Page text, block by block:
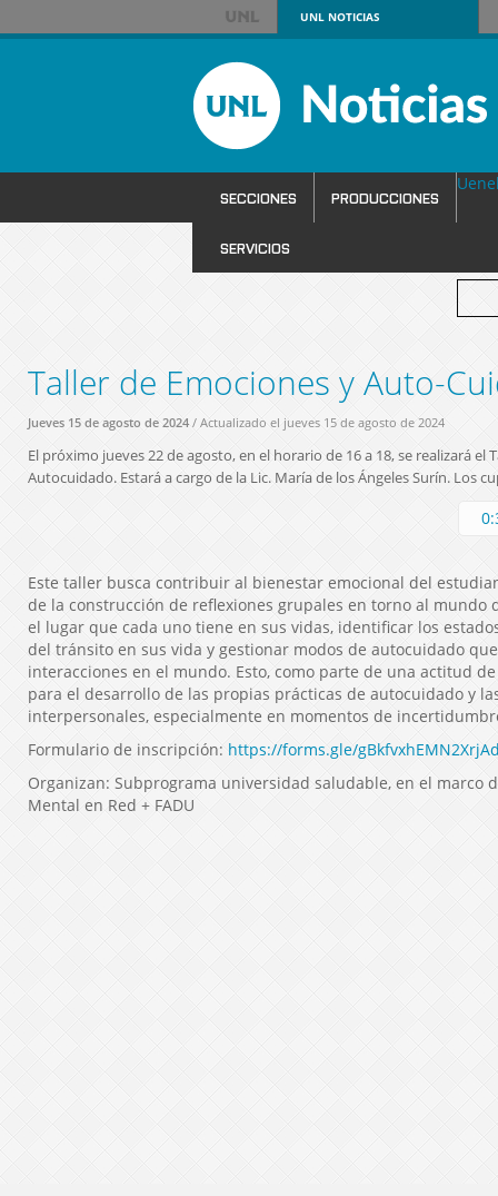
UNLNOTICIAS
SECCIONES PRODUCCIONES
SERVICIOS
Taller de Emociones y Auto-
Jueves 15 de agosto de 2024 / Actualizado el jueves 15 de agosto de 2024
El próximo jueves 22 de agosto, en el horario de 16 a 18, se realizará el
Autocuidado. Estará a cargo de la Lic. María de los Ángeles Surín. Los
Este taller busca contribuir al bienestar emocional del
de la construcción de reflexiones grupales en torno al mundo
el lugar que cada uno tiene en sus vidas, identificar los
del tránsito en sus vida y gestionar modos de autocuidado
interacciones en el mundo. Esto, como parte de una actitud
para el desarrollo de las propias prácticas de autocuidado y
interpersonales, especialmente en momentos de
Formulario de inscripción: https://forms.gle/
Organizan: Subprograma universidad saludable, en el marco
Mental en Red + FADU